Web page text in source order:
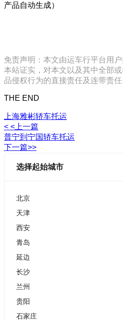
产品自动生成）
免责声明：本文由运车行平台用
本站证实，对本文以及其中全部
品侵权行为的直接责任及连带责
THE END
上海雅彬轿车托运
< <上一篇
普宁到宁国轿车托运
下一篇>>
选择起始城市
北京
天津
西安
青岛
延边
长沙
兰州
贵阳
石家庄